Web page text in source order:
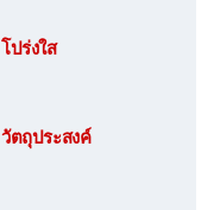
โปร่งใส
วัตถุประสงค์